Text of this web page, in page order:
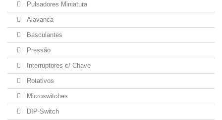
Pulsadores Miniatura
Alavanca
Basculantes
Pressão
Interruptores c/ Chave
Rotativos
Microswitches
DIP-Switch